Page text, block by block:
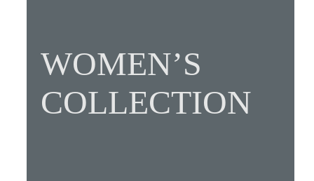
WOMEN’S
COLLECTION